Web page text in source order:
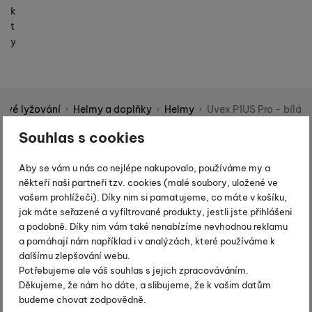
Souhlas s cookies
Aby se vám u nás co nejlépe nakupovalo, používáme my a
někteří naši partneři tzv. cookies (malé soubory, uložené ve
vašem prohlížeči). Díky nim si pamatujeme, co máte v košíku,
jak máte seřazené a vyfiltrované produkty, jestli jste přihlášeni
a podobně. Díky nim vám také nenabízíme nevhodnou reklamu
a pomáhají nám například i v analýzách, které používáme k
dalšímu zlepšování webu.
Potřebujeme ale váš souhlas s jejich zpracováváním.
Děkujeme, že nám ho dáte, a slibujeme, že k vašim datům
budeme chovat zodpovědně.
k
t
y
lyžování Helmy a doplňky Helmy Uvex P1US Pro - bílá